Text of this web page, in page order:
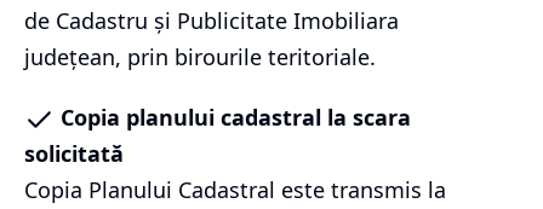
de Cadastru și Publicitate Imobiliara
județean, prin birourile teritoriale.
Copia planului cadastral la scara
solicitată
Copia Planului Cadastral este transmis la